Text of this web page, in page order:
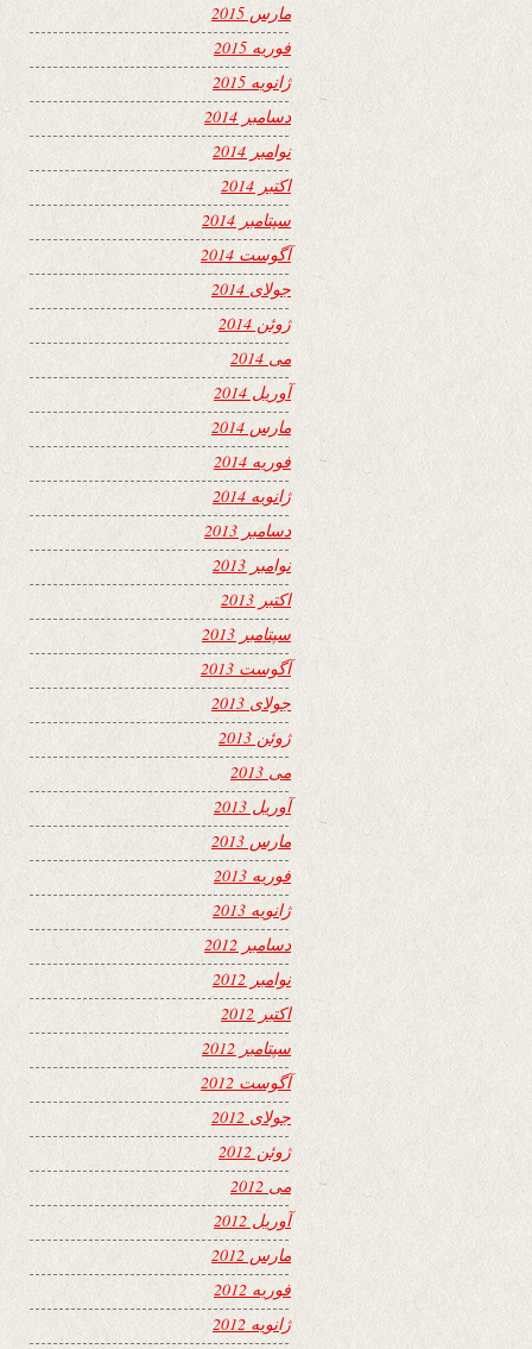
مارس 2015
فوریه 2015
ژانویه 2015
دسامبر 2014
نوامبر 2014
اکتبر 2014
سپتامبر 2014
آگوست 2014
جولای 2014
ژوئن 2014
می 2014
آوریل 2014
مارس 2014
فوریه 2014
ژانویه 2014
دسامبر 2013
نوامبر 2013
اکتبر 2013
سپتامبر 2013
آگوست 2013
جولای 2013
ژوئن 2013
می 2013
آوریل 2013
مارس 2013
فوریه 2013
ژانویه 2013
دسامبر 2012
نوامبر 2012
اکتبر 2012
سپتامبر 2012
آگوست 2012
جولای 2012
ژوئن 2012
می 2012
آوریل 2012
مارس 2012
فوریه 2012
ژانویه 2012